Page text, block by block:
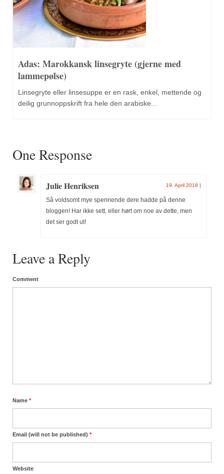
Adas: Marokkansk linsegryte (gjerne med
lammepølse)
Linsegryte eller linsesuppe er en rask, enkel, mettende og
deilig grunnoppskrift fra hele den arabiske...
One Response
Julie Henriksen 19. April 2018 |
Så voldsomt mye spennende dere hadde på denne
bloggen! Har ikke sett, eller hørt om noe av dette, men
det ser godt ut!
Leave a Reply
Comment
Name *
Email (will not be published) *
Website